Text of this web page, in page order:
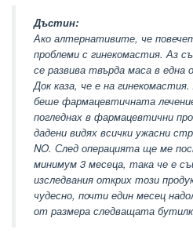
Дъстин:
Ако алтернативите, че
проблеми с гинекомастия. Аз
се развива твърда маса в
Док каза, че е на
беше фармацевтичната
погледнах в фармацевтични
дадени видях всички ужасни
NO. След операцията ще ме
минимум 3 месеца, така че е
изследвания открих този
чудесно, почти един месец
от размера следващата